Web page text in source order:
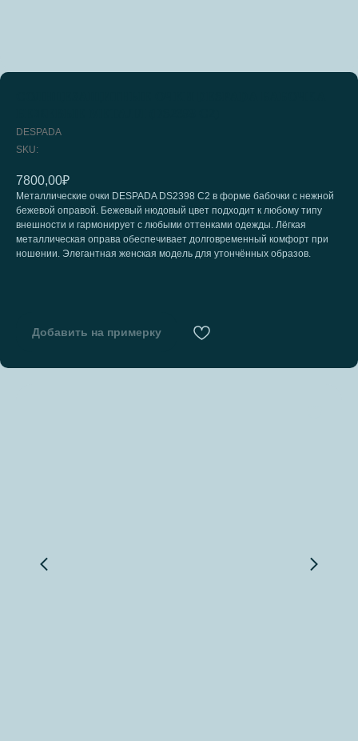
DESPADA
SKU:
7800,00₽
Добавить на примерку
Металлические очки DESPADA DS2398 C2 в форме бабочки с нежной
бежевой оправой. Бежевый нюдовый цвет подходит к любому типу
внешности и гармонирует с любыми оттенками одежды. Лёгкая
металлическая оправа обеспечивает долговременный комфорт при
ношении. Элегантная женская модель для утончённых образов.